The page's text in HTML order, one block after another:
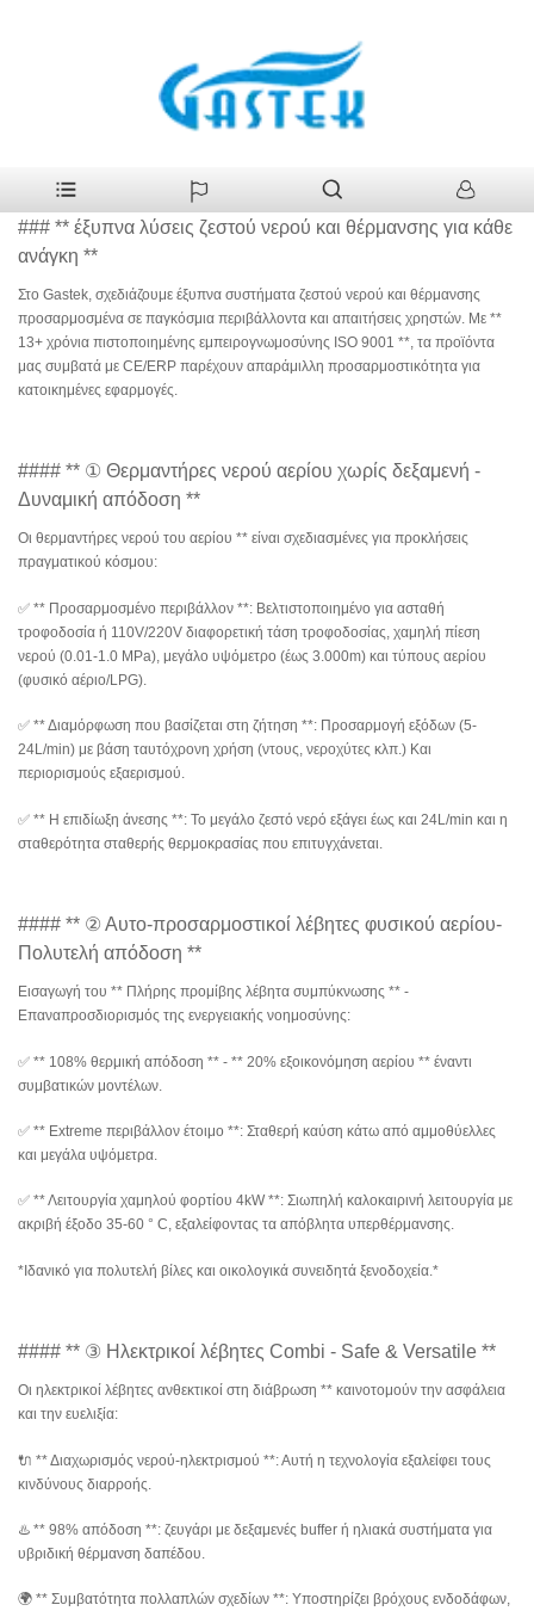
OEM Factory Hot Selling Τύπος καυσαερίων ντους
υγραερίου αερίου με έγκριση CE
υγραερίου αερίου με έγκριση CE Manufacturers
### ** έξυπνα λύσεις ζεστού νερού και θέρμανσης για κάθε
ανάγκη **
Στο Gastek, σχεδιάζουμε έξυπνα συστήματα ζεστού νερού και θέρμανσης
προσαρμοσμένα σε παγκόσμια περιβάλλοντα και απαιτήσεις χρηστών. Με **
13+ χρόνια πιστοποιημένης εμπειρογνωμοσύνης ISO 9001 **, τα προϊόντα
μας συμβατά με CE/ERP παρέχουν απαράμιλλη προσαρμοστικότητα για
κατοικημένες εφαρμογές.
#### ** ① Θερμαντήρες νερού αερίου χωρίς δεξαμενή -
Δυναμική απόδοση **
Οι θερμαντήρες νερού του αερίου ** είναι σχεδιασμένες για προκλήσεις
πραγματικού κόσμου:
✅ ** Προσαρμοσμένο περιβάλλον **: Βελτιστοποιημένο για ασταθή
τροφοδοσία ή 110V/220V διαφορετική τάση τροφοδοσίας, χαμηλή πίεση
νερού (0.01-1.0 MPa), μεγάλο υψόμετρο (έως 3.000m) και τύπους αερίου
(φυσικό αέριο/LPG).
✅ ** Διαμόρφωση που βασίζεται στη ζήτηση **: Προσαρμογή εξόδων (5-
24L/min) με βάση ταυτόχρονη χρήση (ντους, νεροχύτες κλπ.) Και
περιορισμούς εξαερισμού.
✅ ** Η επιδίωξη άνεσης **: Το μεγάλο ζεστό νερό εξάγει έως και 24L/min και η
σταθερότητα σταθερής θερμοκρασίας που επιτυγχάνεται.
#### ** ② Αυτο-προσαρμοστικοί λέβητες φυσικού αερίου-
Πολυτελή απόδοση **
Εισαγωγή του ** Πλήρης προμίβης λέβητα συμπύκνωσης ** -
Επαναπροσδιορισμός της ενεργειακής νοημοσύνης:
✅ ** 108% θερμική απόδοση ** - ** 20% εξοικονόμηση αερίου ** έναντι
συμβατικών μοντέλων.
✅ ** Extreme περιβάλλον έτοιμο **: Σταθερή καύση κάτω από αμμοθύελλες
και μεγάλα υψόμετρα.
✅ ** Λειτουργία χαμηλού φορτίου 4kW **: Σιωπηλή καλοκαιρινή λειτουργία με
ακριβή έξοδο 35-60 ° C, εξαλείφοντας τα απόβλητα υπερθέρμανσης.
*Ιδανικό για πολυτελή βίλες και οικολογικά συνειδητά ξενοδοχεία.*
#### ** ③ Ηλεκτρικοί λέβητες Combi - Safe & Versatile **
Οι ηλεκτρικοί λέβητες ανθεκτικοί στη διάβρωση ** καινοτομούν την ασφάλεια
και την ευελιξία:
🔌 ** Διαχωρισμός νερού-ηλεκτρισμού **: Αυτή η τεχνολογία εξαλείφει τους
κινδύνους διαρροής.
♨️ ** 98% απόδοση **: ζευγάρι με δεξαμενές buffer ή ηλιακά συστήματα για
υβριδική θέρμανση δαπέδου.
🌍 ** Συμβατότητα πολλαπλών σχεδίων **: Υποστηρίζει βρόχους ενδοδάφων,